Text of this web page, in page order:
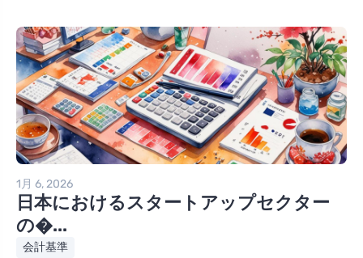
1月 6, 2026
日本におけるスタートアップセクター
の�...
会計基準